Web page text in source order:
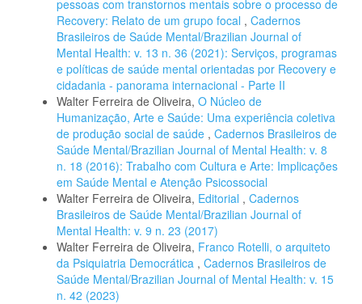
pessoas com transtornos mentais sobre o processo de
Recovery: Relato de um grupo focal , Cadernos
Brasileiros de Saúde Mental/Brazilian Journal of
Mental Health: v. 13 n. 36 (2021): Serviços, programas
e políticas de saúde mental orientadas por Recovery e
cidadania - panorama internacional - Parte II
Walter Ferreira de Oliveira, O Núcleo de
Humanização, Arte e Saúde: Uma experiência coletiva
de produção social de saúde , Cadernos Brasileiros de
Saúde Mental/Brazilian Journal of Mental Health: v. 8
n. 18 (2016): Trabalho com Cultura e Arte: Implicações
em Saúde Mental e Atenção Psicossocial
Walter Ferreira de Oliveira, Editorial , Cadernos
Brasileiros de Saúde Mental/Brazilian Journal of
Mental Health: v. 9 n. 23 (2017)
Walter Ferreira de Oliveira, Franco Rotelli, o arquiteto
da Psiquiatria Democrática , Cadernos Brasileiros de
Saúde Mental/Brazilian Journal of Mental Health: v. 15
n. 42 (2023)